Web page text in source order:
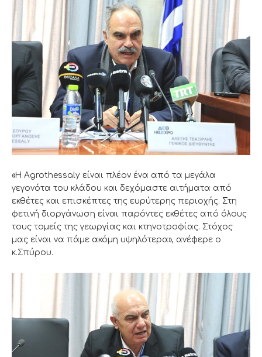
«Η Agrothessaly είναι πλέον ένα από τα μεγάλα
γεγονότα του κλάδου και δεχόμαστε αιτήματα από
εκθέτες και επισκέπτες της ευρύτερης περιοχής. Στη
φετινή διοργάνωση είναι παρόντες εκθέτες από όλους
τους τομείς της γεωργίας και κτηνοτροφίας. Στόχος
μας είναι να πάμε ακόμη υψηλότερα», ανέφερε ο
κ.Σπύρου.